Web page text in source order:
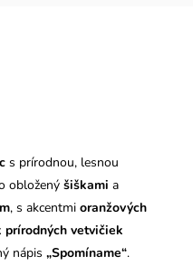
s prírodnou, lesnou
obložený šiškami a
, s akcentmi oranžových
prírodných vetvičiek
nápis „Spomíname“.